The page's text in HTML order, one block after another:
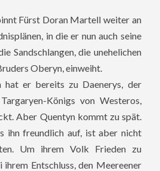
Fürst Doran Martell weiter an
in die er nun auch seine
Sandschlangen, die unehelichen
Oberyn, einweiht.
hat er bereits zu Daenerys, der
Königs von Westeros,
Aber Quentyn kommt zu spät.
ihn freundlich auf, ist aber nicht
Um ihrem Volk Frieden zu
Entschluss, den Meereener